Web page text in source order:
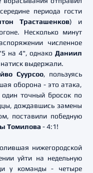
периода гости
Трасташенков) и
Несколько минут
численное
на 4", однако Даниил
выдержали.
Суурсоо, пользуясь
оборона - это атака,
точный бросок по
дождавшись замены
поставили победную
Томилова - 4:1!
нижегородской
уйти на недельную
у команды - четыре